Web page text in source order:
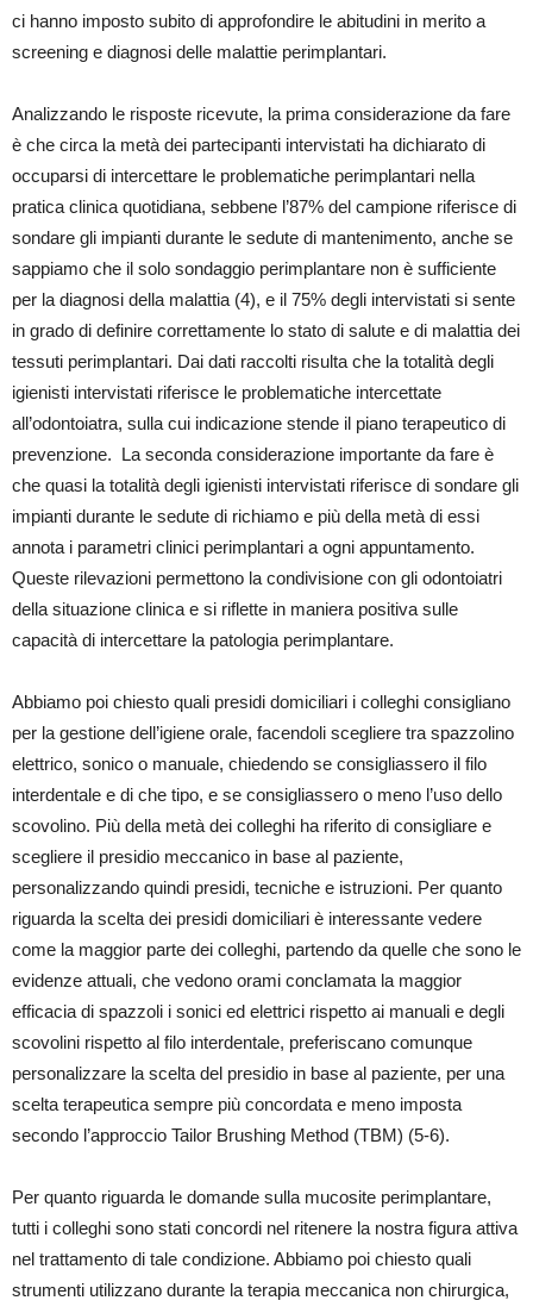
ci hanno imposto subito di approfondire le abitudini in merito a
screening e diagnosi delle malattie perimplantari.
Analizzando le risposte ricevute, la prima considerazione da fare
è che circa la metà dei partecipanti intervistati ha dichiarato di
occuparsi di intercettare le problematiche perimplantari nella
pratica clinica quotidiana, sebbene l’87% del campione riferisce di
sondare gli impianti durante le sedute di mantenimento, anche se
sappiamo che il solo sondaggio perimplantare non è sufficiente
per la diagnosi della malattia (4), e il 75% degli intervistati si sente
in grado di definire correttamente lo stato di salute e di malattia dei
tessuti perimplantari. Dai dati raccolti risulta che la totalità degli
igienisti intervistati riferisce le problematiche intercettate
all’odontoiatra, sulla cui indicazione stende il piano terapeutico di
prevenzione. La seconda considerazione importante da fare è
che quasi la totalità degli igienisti intervistati riferisce di sondare gli
impianti durante le sedute di richiamo e più della metà di essi
annota i parametri clinici perimplantari a ogni appuntamento.
Queste rilevazioni permettono la condivisione con gli odontoiatri
della situazione clinica e si riflette in maniera positiva sulle
capacità di intercettare la patologia perimplantare.
Abbiamo poi chiesto quali presidi domiciliari i colleghi consigliano
per la gestione dell’igiene orale, facendoli scegliere tra spazzolino
elettrico, sonico o manuale, chiedendo se consigliassero il filo
interdentale e di che tipo, e se consigliassero o meno l’uso dello
scovolino. Più della metà dei colleghi ha riferito di consigliare e
scegliere il presidio meccanico in base al paziente,
personalizzando quindi presidi, tecniche e istruzioni. Per quanto
riguarda la scelta dei presidi domiciliari è interessante vedere
come la maggior parte dei colleghi, partendo da quelle che sono le
evidenze attuali, che vedono orami conclamata la maggior
efficacia di spazzoli i sonici ed elettrici rispetto ai manuali e degli
scovolini rispetto al filo interdentale, preferiscano comunque
personalizzare la scelta del presidio in base al paziente, per una
scelta terapeutica sempre più concordata e meno imposta
secondo l’approccio Tailor Brushing Method (TBM) (5-6).
Per quanto riguarda le domande sulla mucosite perimplantare,
tutti i colleghi sono stati concordi nel ritenere la nostra figura attiva
nel trattamento di tale condizione. Abbiamo poi chiesto quali
strumenti utilizzano durante la terapia meccanica non chirurgica,